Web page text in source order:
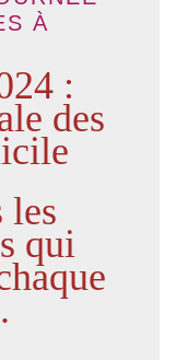
À
:
des
les
qui